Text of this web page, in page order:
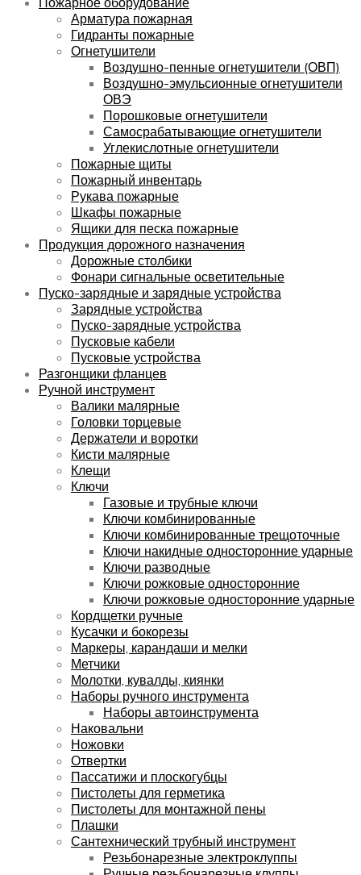
Арматура пожарная
Гидранты пожарные
Огнетушители
Воздушно-пенные огнетушители (ОВП)
Воздушно-эмульсионные огнетушители
ОВЭ
Порошковые огнетушители
Самосрабатывающие огнетушители
Углекислотные огнетушители
Пожарные щиты
Пожарный инвентарь
Рукава пожарные
Шкафы пожарные
Ящики для песка пожарные
Продукция дорожного назначения
Дорожные столбики
Фонари сигнальные осветительные
Пуско-зарядные и зарядные устройства
Зарядные устройства
Пуско-зарядные устройства
Пусковые кабели
Пусковые устройства
Разгонщики фланцев
Ручной инструмент
Валики малярные
Головки торцевые
Держатели и воротки
Кисти малярные
Клещи
Ключи
Газовые и трубные ключи
Ключи комбинированные
Ключи комбинированные трещоточные
Ключи накидные односторонние ударные
Ключи разводные
Ключи рожковые односторонние
Ключи рожковые односторонние ударные
Кордщетки ручные
Кусачки и бокорезы
Маркеры, карандаши и мелки
Метчики
Молотки, кувалды, киянки
Наборы ручного инструмента
Наборы автоинструмента
Наковальни
Ножовки
Отвертки
Пассатижи и плоскогубцы
Пистолеты для герметика
Пистолеты для монтажной пены
Плашки
Сантехнический трубный инструмент
Резьбонарезные электроклуппы